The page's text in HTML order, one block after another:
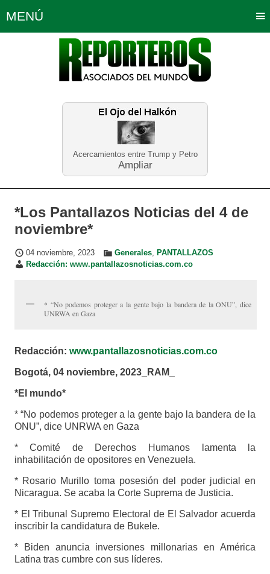
Acercamientos entre Trump y Petro
Ampliar
MENÚ
Política Opinión Bogotá
Planeta Tierra Deportes
Educación Neira
*Los Pantallazos Noticias del 4 de
noviembre*
04 noviembre, 2023 Generales, PANTALLAZOS
Redacción: www.pantallazosnoticias.com.co
* “No podemos proteger a la gente bajo la bandera de la ONU”, dice
UNRWA en Gaza
Redacción: www.pantallazosnoticias.com.co
Bogotá, 04 noviembre, 2023_RAM_
*El mundo*
* “No podemos proteger a la gente bajo la bandera de la
ONU”, dice UNRWA en Gaza
* Comité de Derechos Humanos lamenta la
inhabilitación de opositores en Venezuela.
* Rosario Murillo toma posesión del poder judicial en
Nicaragua. Se acaba la Corte Suprema de Justicia.
* El Tribunal Supremo Electoral de El Salvador acuerda
inscribir la candidatura de Bukele.
* Biden anuncia inversiones millonarias en América
Latina tras cumbre con sus líderes.